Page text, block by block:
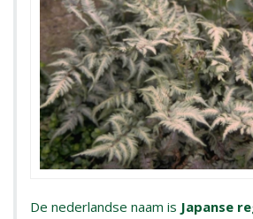
De nederlandse naam is Japanse